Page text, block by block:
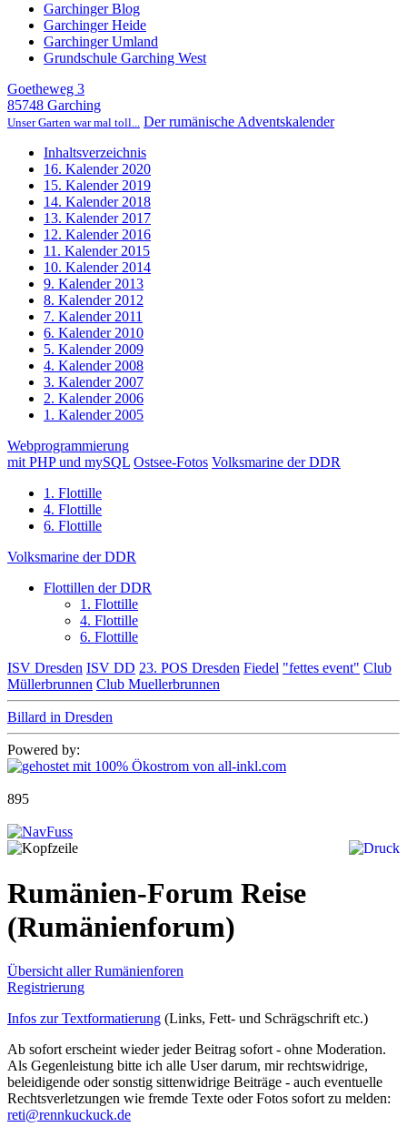
Garchinger Blog
Garchinger Heide
Garchinger Umland
Grundschule Garching West
Goetheweg 3
85748 Garching
Unser Garten war mal toll... Der rumänische Adventskalender
Inhaltsverzeichnis
16. Kalender 2020
15. Kalender 2019
14. Kalender 2018
13. Kalender 2017
12. Kalender 2016
11. Kalender 2015
10. Kalender 2014
9. Kalender 2013
8. Kalender 2012
7. Kalender 2011
6. Kalender 2010
5. Kalender 2009
4. Kalender 2008
3. Kalender 2007
2. Kalender 2006
1. Kalender 2005
Webprogrammierung
mit PHP und mySQL Ostsee-Fotos Volksmarine der DDR
1. Flottille
4. Flottille
6. Flottille
Volksmarine der DDR
Flottillen der DDR
1. Flottille
4. Flottille
6. Flottille
ISV Dresden ISV DD 23. POS Dresden Fiedel "fettes event" Club
Müllerbrunnen Club Muellerbrunnen
Billard in Dresden
Powered by:
895
Rumänien-Forum Reise
(Rumänienforum)
Übersicht aller Rumänienforen
Registrierung
Infos zur Textformatierung (Links, Fett- und Schrägschrift etc.)
Ab sofort erscheint wieder jeder Beitrag sofort - ohne Moderation.
Als Gegenleistung bitte ich alle User darum, mir rechtswidrige,
beleidigende oder sonstig sittenwidrige Beiträge - auch eventuelle
Rechtsverletzungen wie fremde Texte oder Fotos sofort zu melden:
reti@rennkuckuck.de